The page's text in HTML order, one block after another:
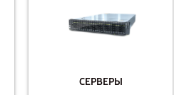
СЕРВЕРЫ